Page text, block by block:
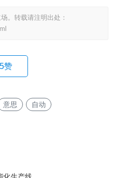
。转载请注明出处：
赞
意思 自动
化生产线